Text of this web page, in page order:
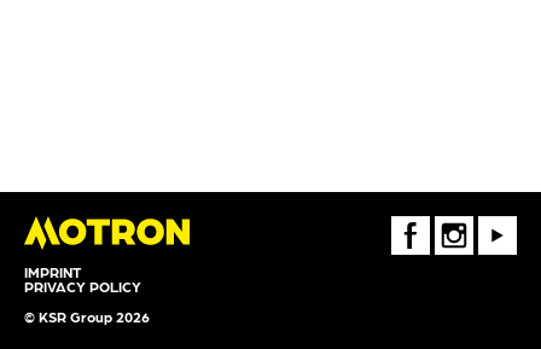
IMPRINT
PRIVACY POLICY
© KSR Group 2026
FaceBookInstagramYoutube